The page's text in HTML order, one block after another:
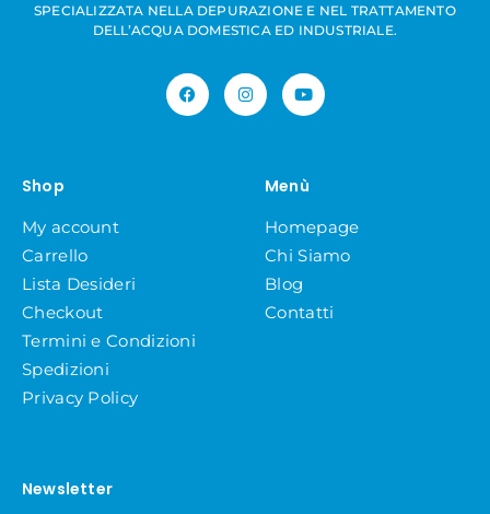
SPECIALIZZATA NELLA DEPURAZIONE E NEL TRATTAMENTO
DELL’ACQUA DOMESTICA ED INDUSTRIALE.
Shop
My account
Carrello
Lista Desideri
Checkout
Termini e Condizioni
Spedizioni
Privacy Policy
Menù
Homepage
Chi Siamo
Blog
Contatti
Newsletter